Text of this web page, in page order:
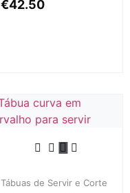
€42.50
Tábuas de Servir e Corte